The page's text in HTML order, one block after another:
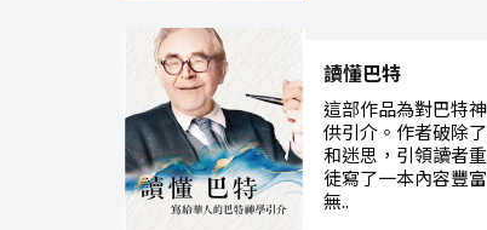
讀懂巴特
這部作品為對巴特
供引介。作者破除
和迷思，引領讀者
徒寫了一本內容豐
無..